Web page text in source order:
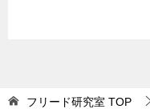
フリード研究室 TOP